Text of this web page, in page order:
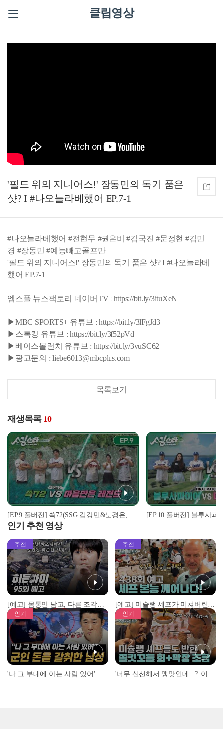
클립영상
'필드 위의 지니어스!' 장동민의 독기 품은
샷? I #나오늘라베했어 EP.7-1
#나오늘라베했어 #전현무 #권은비 #김국진 #문정현 #김민
경 #장동민 #예능빼고골프만
'필드 위의 지니어스!' 장동민의 독기 품은 샷? I #나오늘라베
했어 EP.7-1
엠스플 뉴스팩토리 네이버TV : https://bit.ly/3ituXeN
▶MBC SPORTS+ 유튜브 : https://bit.ly/3lFgJd3
▶스톡킹 유튜브 : https://bit.ly/3f52pVd
▶베이스볼런치 유튜브 : https://bit.ly/3vuSC62
▶광고문의 : liebe6013@mbcplus.com
목록보기
재생목록 10
[EP.9 풀버전] 쓱72(SSG 김강민&노경은, 세븐) vs 마음만은 레전드(kt 배정대&소형준, 프로골퍼 조은채) I 스윙스타 in Saipan
인기 추천 영상
추천
[예고] 몸통만 남고, 다른 조각은 어디에..? 시화호에서 드러난 충격적인 토막 살인사건!
추천
[예고] 미슐랭 셰프가 미쳐버린 이유! 본능이 깨어난 사건은?
인기 인기